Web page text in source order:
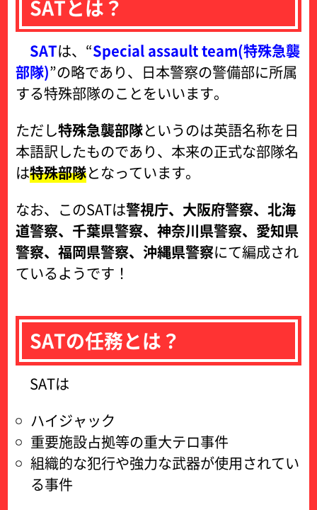
SATとは？
SATは、“Special assault team(特殊急襲
部隊)”の略であり、日本警察の警備部に所属
する特殊部隊のことをいいます。
ただし特殊急襲部隊というのは英語名称を日
本語訳したものであり、本来の正式な部隊名
は特殊部隊となっています。
なお、このSATは警視庁、大阪府警察、北海
道警察、千葉県警察、神奈川県警察、愛知県
警察、福岡県警察、沖縄県警察にて編成され
ているようです！
SATの任務とは？
SATは
ハイジャック
重要施設占拠等の重大テロ事件
組織的な犯行や強力な武器が使用されてい
る事件